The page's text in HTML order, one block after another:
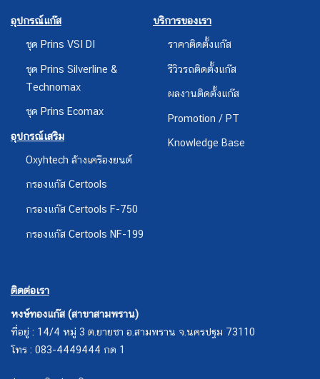
อุปกรณ์แก๊ส
ชุด Prins VSI DI
ชุด Prins Silverline &
Technomax
ชุด Prins Ecomax
อุปกรณ์เสริม
Oxyhtech ล้างเครืองยนต์
กรองแก๊ส Certools
กรองแก๊ส Certools F-750
กรองแก๊ส Certools NF-199
บริการของเรา
ราคาติดตั้งแก๊ส
รีวิวรถติดตั้งแก๊ส
ผลงานติดตั้งแก๊ส
Promotion / PT
Knowledge Base
ติดต่อเรา
หงษ์ทองแก๊ส (สาขาสามพราน)
ที่อยู่ : 14/4 หมู่ 3 ต.ยายชา อ.สามพราน จ.นครปฐม 73110
โทร : 083-4449444 กด 1